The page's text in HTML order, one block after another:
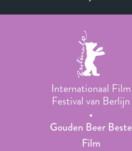
Internationaal Film
Festival van Berlijn
Gouden Beer Beste
Film